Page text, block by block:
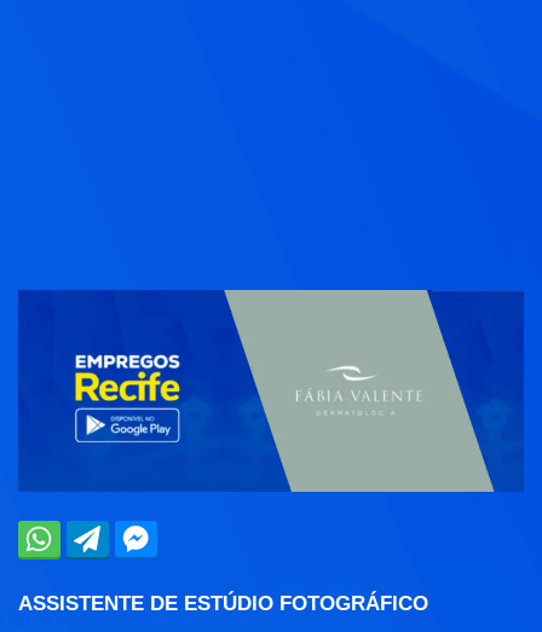
ASSISTENTE DE ESTÚDIO FOTOGRÁFICO